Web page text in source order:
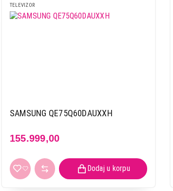
TELEVIZOR
SAMSUNG QE75Q60DAUXXH
155.999,00